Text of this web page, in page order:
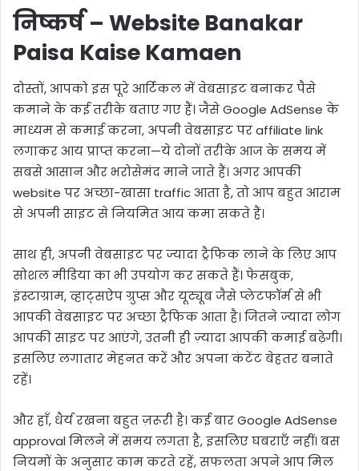
निष्कर्ष – Website Banakar
Paisa Kaise Kamaen
दोस्तों, आपको इस पूरे आर्टिकल में वेबसाइट बनाकर पैसे
कमाने के कई तरीके बताए गए हैं। जैसे Google AdSense के
माध्यम से कमाई करना, अपनी वेबसाइट पर affiliate link
लगाकर आय प्राप्त करना—ये दोनों तरीके आज के समय में
सबसे आसान और भरोसेमंद माने जाते हैं। अगर आपकी
website पर अच्छा-खासा traffic आता है, तो आप बहुत आराम
से अपनी साइट से नियमित आय कमा सकते हैं।
साथ ही, अपनी वेबसाइट पर ज्यादा ट्रैफिक लाने के लिए आप
सोशल मीडिया का भी उपयोग कर सकते हैं। फेसबुक,
इंस्टाग्राम, व्हाट्सऐप ग्रुप्स और यूट्यूब जैसे प्लेटफॉर्म से भी
आपकी वेबसाइट पर अच्छा ट्रैफिक आता है। जितने ज्यादा लोग
आपकी साइट पर आएंगे, उतनी ही ज़्यादा आपकी कमाई बढ़ेगी।
इसलिए लगातार मेहनत करें और अपना कंटेंट बेहतर बनाते
रहें।
और हाँ, धैर्य रखना बहुत ज़रूरी है। कई बार Google AdSense
approval मिलने में समय लगता है, इसलिए घबराएँ नहीं। बस
नियमों के अनुसार काम करते रहें, सफलता अपने आप मिल